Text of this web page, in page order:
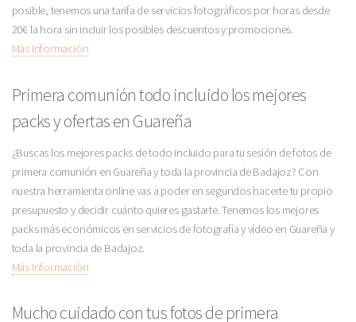
posible, tenemos una tarifa de servicios fotográficos por horas desde
20€ la hora sin incluir los posibles descuentos y promociones.
Más Información
Primera comunión todo incluido los mejores
packs y ofertas en Guareña
¿Buscas los mejores packs de todo incluido para tu sesión de fotos de
primera comunión en Guareña y toda la provincia de Badajoz? Con
nuestra herramienta online vas a poder en segundos hacerte tu propio
presupuesto y decidir cuánto quieres gastarte. Tenemos los mejores
packs más económicos en servicios de fotografía y vídeo en Guareña y
toda la provincia de Badajoz.
Más Información
Mucho cuidado con tus fotos de primera